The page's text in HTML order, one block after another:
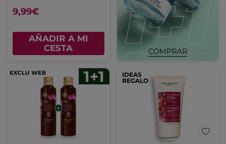
9,99€
AÑADIR A MI
CESTA
IDEAS
REGALO